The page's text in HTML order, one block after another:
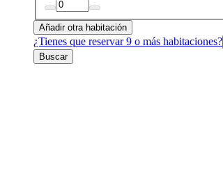
Añadir otra habitación
¿Tienes que reservar 9 o más habitaciones?
Buscar